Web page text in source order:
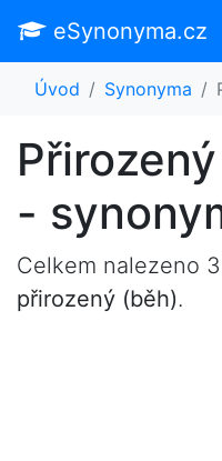
eSynonyma.cz
Úvod Synonyma
-
Celkem nalezeno
přirozený (běh).